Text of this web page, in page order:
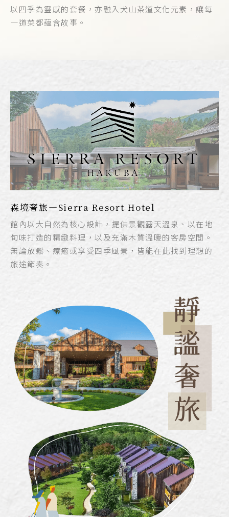
以四季為靈感的套餐，亦融入犬山茶道文化元素，讓每
一道菜都蘊含故事。
森境奢旅—Sierra Resort Hotel
館內以大自然為核心設計，提供景觀露天溫泉、以在地
旬味打造的精緻料理，以及充滿木質溫暖的客房空間。
無論放鬆、療癒或享受四季風景，皆能在此找到理想的
旅途節奏。